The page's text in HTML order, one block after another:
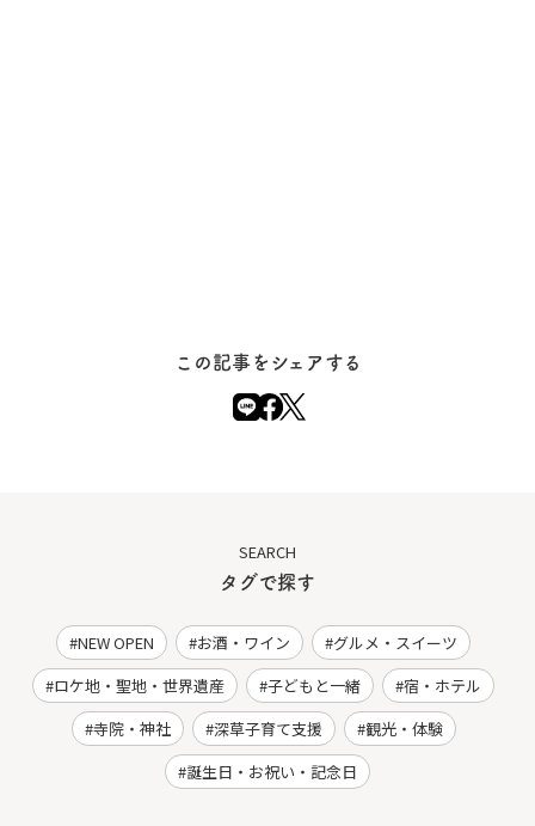
この記事をシェアする
SEARCH
タグで探す
NEW OPEN お酒・ワイン
グルメ・スイーツ
ロケ地・聖地・世界遺産
子どもと一緒
宿・ホテル
寺院・神社
深草子育て支援
観光・体験
誕生日・お祝い・記念日